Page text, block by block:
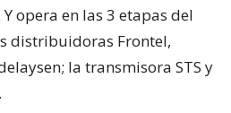
opera en las 3 etapas del
distribuidoras Frontel,
la transmisora STS y